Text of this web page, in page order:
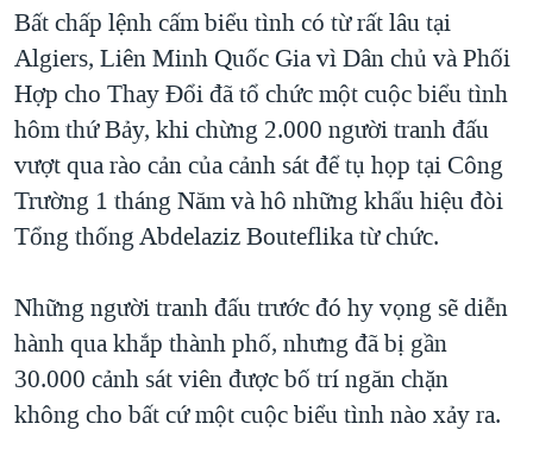
Bất chấp lệnh cấm biểu tình có từ rất lâu tại
Algiers, Liên Minh Quốc Gia vì Dân chủ và Phối
Hợp cho Thay Đổi đã tổ chức một cuộc biểu tình
hôm thứ Bảy, khi chừng 2.000 người tranh đấu
vượt qua rào cản của cảnh sát để tụ họp tại Công
Trường 1 tháng Năm và hô những khẩu hiệu đòi
Tổng thống Abdelaziz Bouteflika từ chức.
Những người tranh đấu trước đó hy vọng sẽ diễn
hành qua khắp thành phố, nhưng đã bị gần
30.000 cảnh sát viên được bố trí ngăn chặn
không cho bất cứ một cuộc biểu tình nào xảy ra.